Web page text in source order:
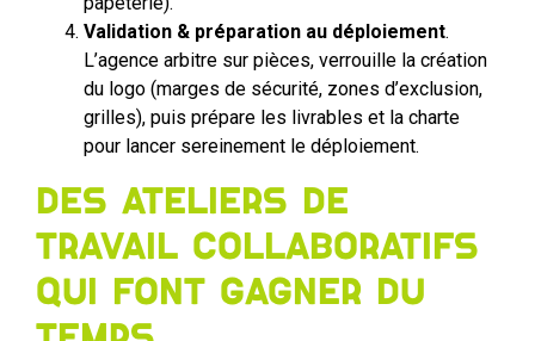
Validation & préparation au déploiement.
L’agence arbitre sur pièces, verrouille la création
du logo (marges de sécurité, zones d’exclusion,
grilles), puis prépare les livrables et la charte
pour lancer sereinement le déploiement.
Des ateliers de
travail collaboratifs
qui font gagner du